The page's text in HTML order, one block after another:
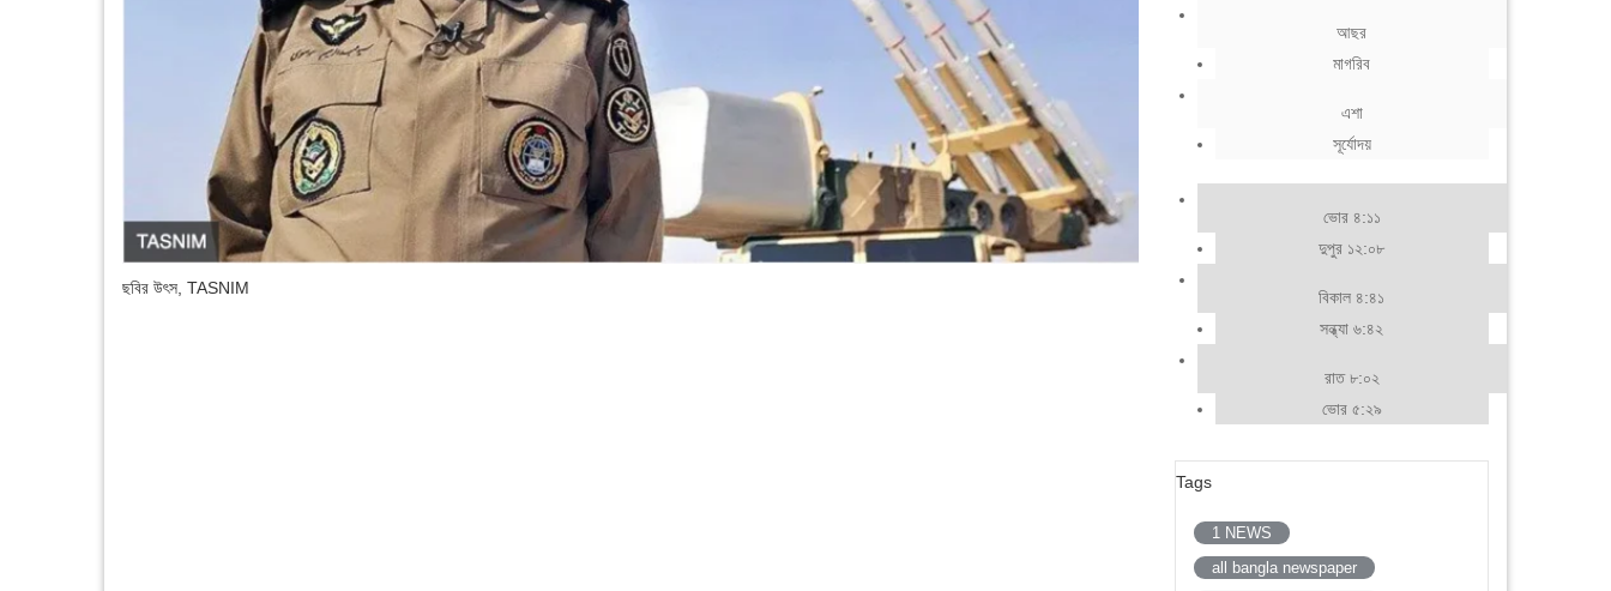
ছবির উৎস, TASNIM
আছর
মাগরিব
এশা
সূর্যোদয়
ভোর ৪:১১
দুপুর ১২:০৮
বিকাল ৪:৪১
সন্ধ্যা ৬:৪২
রাত ৮:০২
ভোর ৫:২৯
Tags
1 NEWS
all bangla newspaper